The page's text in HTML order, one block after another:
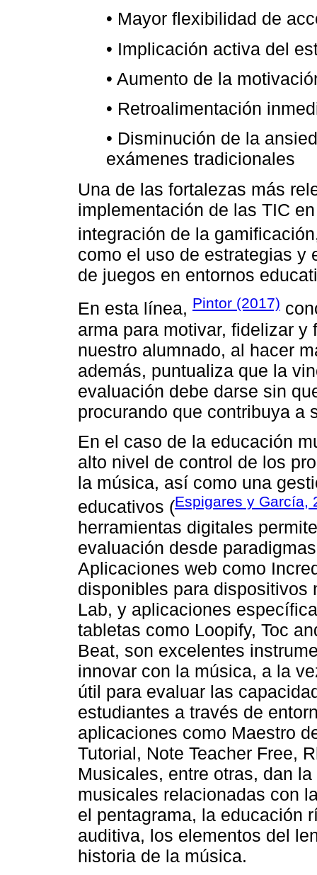
• Mayor flexibilidad de
• Implicación activa del
• Aumento de la
• Retroalimentación
• Disminución de la
exámenes tradicionales
Una de las fortalezas más
implementación de las TIC
integración de la
como el uso de estrategias y
de juegos en entornos
En esta línea, Pintor (2017)
arma para motivar, fidelizar
nuestro alumnado, al hacer
además, puntualiza que la
evaluación debe darse sin
procurando que contribuya a
En el caso de la educación
alto nivel de control de los
la música, así como una
educativos (Espigares y García,
herramientas digitales
evaluación desde
Aplicaciones web como
disponibles para dispositivos
Lab, y aplicaciones
tabletas como Loopify, Toc
Beat, son excelentes
innovar con la música, a la
útil para evaluar las
estudiantes a través de
aplicaciones como Maestro
Tutorial, Note Teacher Free,
Musicales, entre otras, dan
musicales relacionadas con
el pentagrama, la educación
auditiva, los elementos del
historia de la música.